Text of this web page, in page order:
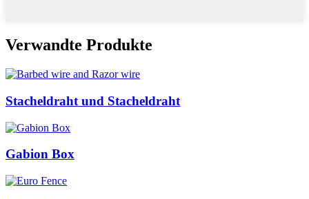
Verwandte Produkte
Stacheldraht und Stacheldraht
Gabion Box